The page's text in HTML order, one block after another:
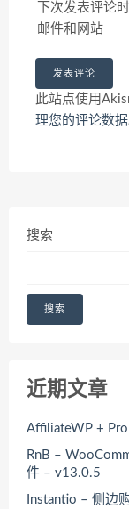
下次发表评论
邮件和网站
此站点使用
理您的评论数据
搜索
搜索
近期文章
AffiliateWP +
RnB –
件 – v13.0.5
Instantio – 侧边